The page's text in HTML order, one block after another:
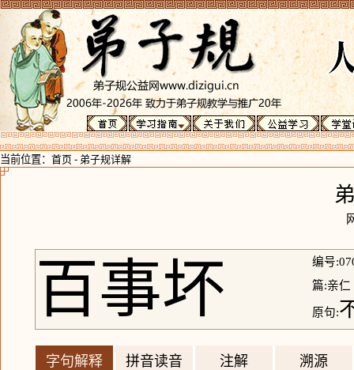
当前位置： 首页 - 弟子规详解
百事坏
编号
篇:亲仁
原句:
字句解释 拼音读音 注解 溯源